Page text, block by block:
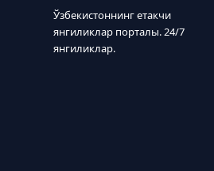
Ўзбекистоннинг етакчи
янгиликлар порталы. 24/7
янгиликлар.